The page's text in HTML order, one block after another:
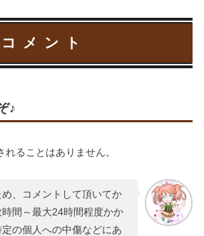
コメント
♪
れることはありません。
、コメントして頂いてか
間～最大24時間程度かか
の個人への中傷などにあ